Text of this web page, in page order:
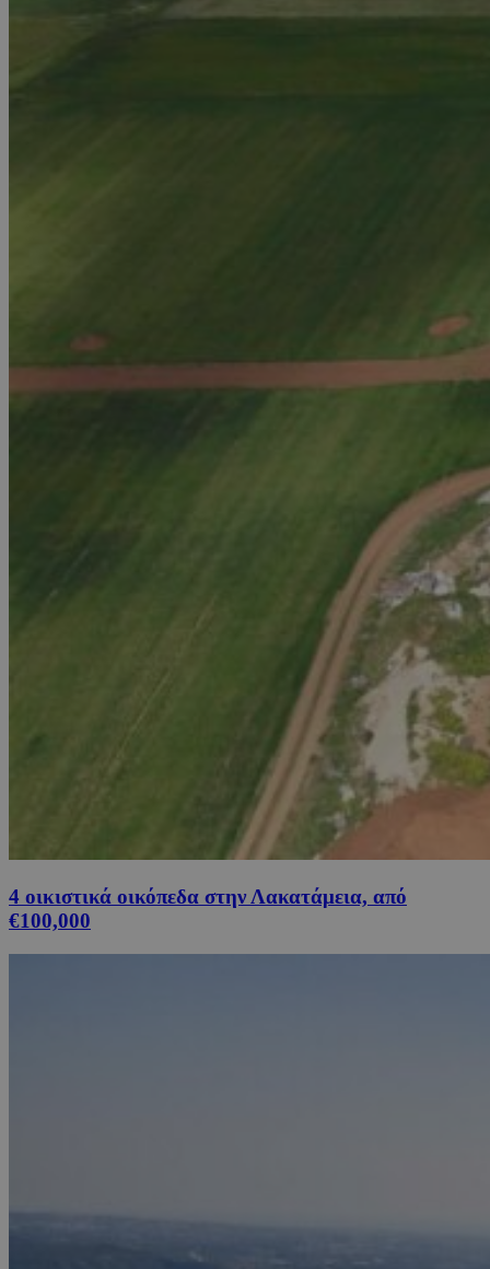
4 οικιστικά οικόπεδα στην Λακατάμεια, από
€100,000